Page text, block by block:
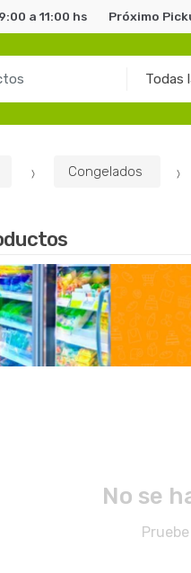
a 11:00 hs Próximo
Congelados
No se